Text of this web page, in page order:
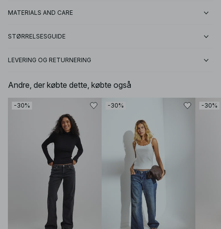
MATERIALS AND CARE
STØRRELSESGUIDE
LEVERING OG RETURNERING
Andre, der købte dette, købte også
-30% -30% -30%